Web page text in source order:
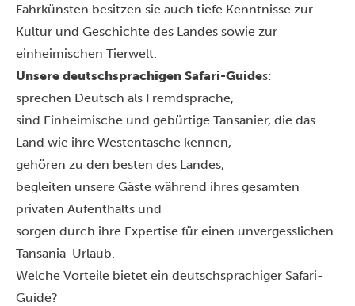
Fahrkünsten besitzen sie auch tiefe Kenntnisse zur
Kultur und Geschichte des Landes sowie zur
einheimischen Tierwelt.
Unsere deutschsprachigen Safari-Guides:
sprechen Deutsch als Fremdsprache,
sind Einheimische und gebürtige Tansanier, die das
Land wie ihre Westentasche kennen,
gehören zu den besten des Landes,
begleiten unsere Gäste während ihres gesamten
privaten Aufenthalts und
sorgen durch ihre Expertise für einen unvergesslichen
Tansania-Urlaub.
Welche Vorteile bietet ein deutschsprachiger Safari-
Guide?